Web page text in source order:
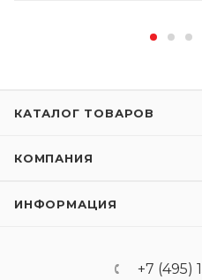
КАТАЛОГ ТОВАРОВ
КОМПАНИЯ
ИНФОРМАЦИЯ
+7 (495)